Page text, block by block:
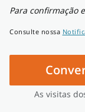
Celular
Para confirmação
Consulte nossa
As visitas